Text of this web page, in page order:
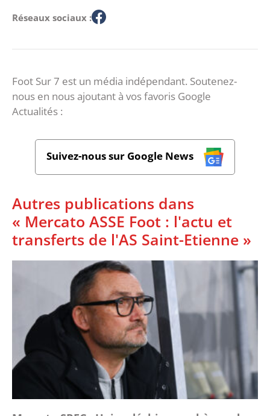
Réseaux sociaux :
Foot Sur 7 est un média indépendant. Soutenez-
nous en nous ajoutant à vos favoris Google
Actualités :
Suivez-nous sur Google News
Autres publications dans
« Mercato ASSE Foot : l'actu et
transferts de l'AS Saint-Etienne »